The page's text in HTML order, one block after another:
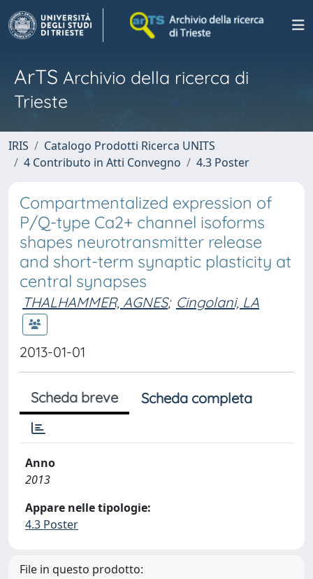
ArTS Archivio della ricerca di
Trieste
IRIS
Catalogo Prodotti Ricerca UNITS
4 Contributo in Atti Convegno
4.3 Poster
Compartmentalized expression of
P/Q-type Ca2+ channel isoforms
shapes neurotransmitter release
and short-term synaptic plasticity at
central synapses
THALHAMMER, AGNES; Cingolani, LA
2013-01-01
Scheda breve Scheda completa
Anno
2013
Appare nelle tipologie:
4.3 Poster
File in questo prodotto: